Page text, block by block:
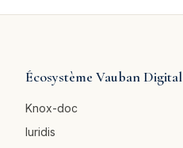
Écosystème Vauban Digital
Knox-doc
Iuridis